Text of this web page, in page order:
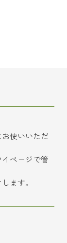
使いいただ
ページで管
ます。